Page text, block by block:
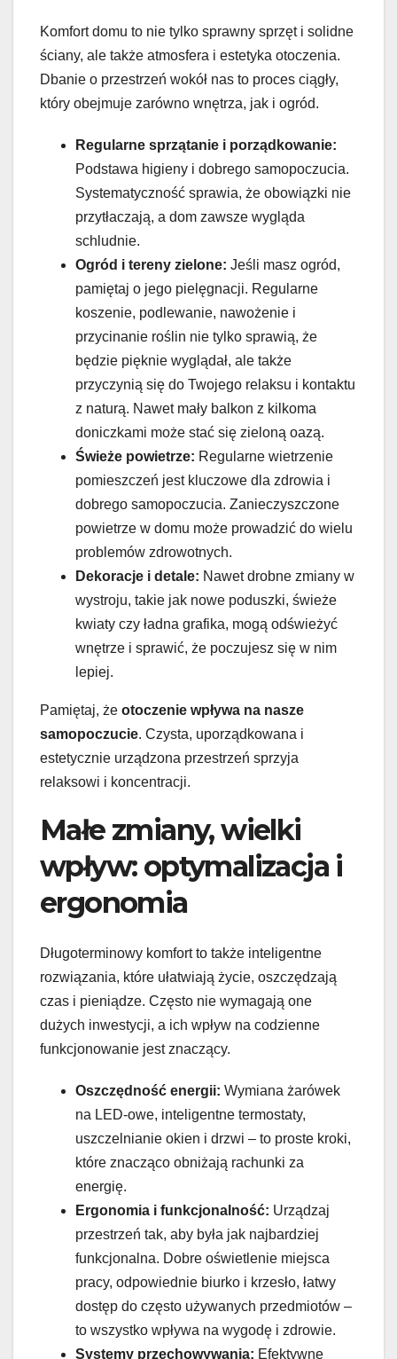
Komfort domu to nie tylko sprawny sprzęt i solidne
ściany, ale także atmosfera i estetyka otoczenia.
Dbanie o przestrzeń wokół nas to proces ciągły,
który obejmuje zarówno wnętrza, jak i ogród.
Regularne sprzątanie i porządkowanie:
Podstawa higieny i dobrego samopoczucia.
Systematyczność sprawia, że obowiązki nie
przytłaczają, a dom zawsze wygląda
schludnie.
Ogród i tereny zielone: Jeśli masz ogród,
pamiętaj o jego pielęgnacji. Regularne
koszenie, podlewanie, nawożenie i
przycinanie roślin nie tylko sprawią, że
będzie pięknie wyglądał, ale także
przyczynią się do Twojego relaksu i kontaktu
z naturą. Nawet mały balkon z kilkoma
doniczkami może stać się zieloną oazą.
Świeże powietrze: Regularne wietrzenie
pomieszczeń jest kluczowe dla zdrowia i
dobrego samopoczucia. Zanieczyszczone
powietrze w domu może prowadzić do wielu
problemów zdrowotnych.
Dekoracje i detale: Nawet drobne zmiany w
wystroju, takie jak nowe poduszki, świeże
kwiaty czy ładna grafika, mogą odświeżyć
wnętrze i sprawić, że poczujesz się w nim
lepiej.
Pamiętaj, że otoczenie wpływa na nasze
samopoczucie. Czysta, uporządkowana i
estetycznie urządzona przestrzeń sprzyja
relaksowi i koncentracji.
Małe zmiany, wielki
wpływ: optymalizacja i
ergonomia
Długoterminowy komfort to także inteligentne
rozwiązania, które ułatwiają życie, oszczędzają
czas i pieniądze. Często nie wymagają one
dużych inwestycji, a ich wpływ na codzienne
funkcjonowanie jest znaczący.
Oszczędność energii: Wymiana żarówek
na LED-owe, inteligentne termostaty,
uszczelnianie okien i drzwi – to proste kroki,
które znacząco obniżają rachunki za
energię.
Ergonomia i funkcjonalność: Urządzaj
przestrzeń tak, aby była jak najbardziej
funkcjonalna. Dobre oświetlenie miejsca
pracy, odpowiednie biurko i krzesło, łatwy
dostęp do często używanych przedmiotów –
to wszystko wpływa na wygodę i zdrowie.
Systemy przechowywania: Efektywne